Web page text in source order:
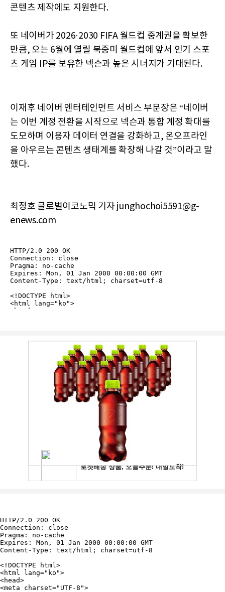
콘텐츠 제작에도 지원한다.
또 네이버가 2026·2030 FIFA 월드컵 중계권을 확보한
만큼, 오는 6월에 열릴 북중미 월드컵에 앞서 인기 스포
츠 게임 IP를 보유한 넥슨과 높은 시너지가 기대된다.
이재후 네이버 엔터테인먼트 서비스 부문장은 “네이버
는 이번 계정 전환을 시작으로 넥슨과 통합 계정 확대를
도모하며 이용자 데이터 연결을 강화하고, 온오프라인
을 아우르는 콘텐츠 생태계를 확장해 나갈 것”이라고 말
했다.
최정호 글로벌이코노믹 기자 junghochoi5591@g-
enews.com